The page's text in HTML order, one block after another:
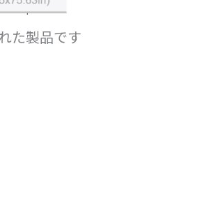
た製品です